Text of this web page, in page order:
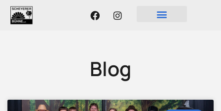
Blog